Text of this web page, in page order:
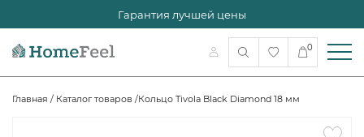
Гарантия лучшей цены
0
Главная / Каталог товаров /Кольцо Tivola Black Diamond 18 мм